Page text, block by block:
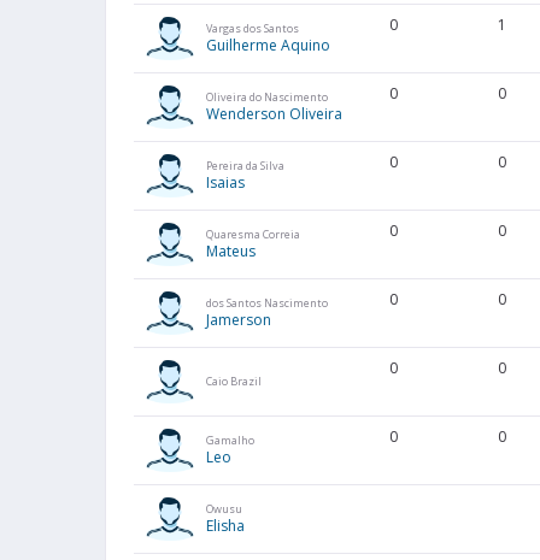
Vargas dos Santos
Guilherme Aquino
0 1
Oliveira do Nascimento
Wenderson Oliveira
0 0
Pereira da Silva
Isaias
0 0
Quaresma Correia
Mateus
0 0
dos Santos Nascimento
Jamerson
0 0
Caio Brazil
0 0
Gamalho
Leo
0 0
Owusu
Elisha